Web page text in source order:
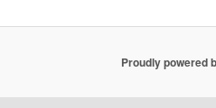
Proudly powered